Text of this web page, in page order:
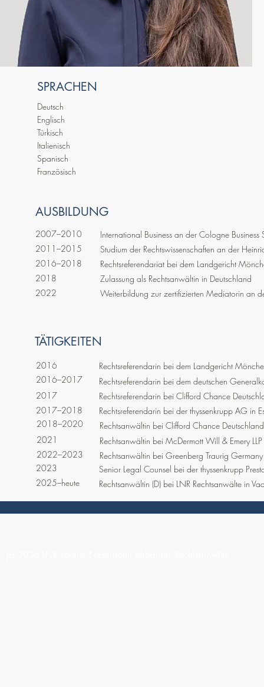
SPRACHEN
Deutsch
Englisch
Türkisch
Italienisch
Spanisch
Französisch
AUSBILDUNG
2007–2010
International Business an der Cologne
2011–2015
Studium der Rechtswissenschaften an der
2016–2018
Rechtsreferendariat bei dem Landgericht
2018
Zulassung als Rechtsanwältin in Deutschland
2022
Weiterbildung zur zertifizierten Mediatorin an
TÄTIGKEITEN
2016
Rechtsreferendarin bei dem Landgericht
2016–2017
Rechtsreferendarin bei dem deutschen
2017
Rechtsreferendarin bei Clifford Chance
2017–2018
Rechtsreferendarin bei der thyssenkrupp AG in
2018–2020
Rechtsanwältin bei Clifford Chance Deutschland
2021
Rechtsanwältin bei McDermott Will & Emery
2022–2023
Rechtsanwältin bei Greenberg Traurig Germany
2023
Senior Legal Counsel bei der thyssenkrupp
2025–heute
Rechtsanwältin (D) bei LNR Rechtsanwälte in